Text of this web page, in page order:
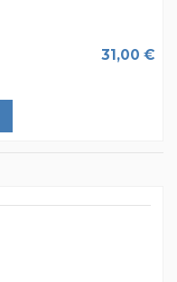
31,00 €